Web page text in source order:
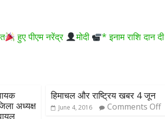
हुए पीएम नरेंद्र मोदी * इनाम राशि दान दी
अध्यक्ष
हिमाचल और राष्ट्रिय खबर 4 जून
June 4, 2016 Comments Off